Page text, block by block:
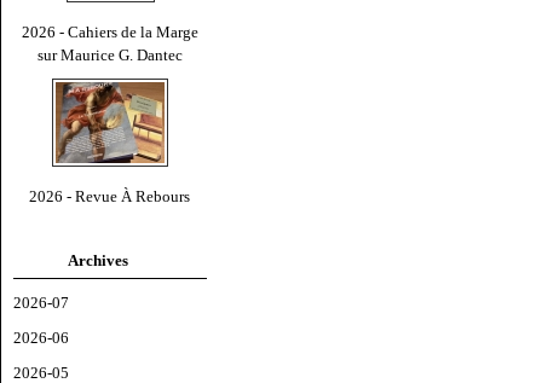
2026 - Cahiers de la Marge
sur Maurice G. Dantec
2026 - Revue À Rebours
Archives
2026-07
2026-06
2026-05